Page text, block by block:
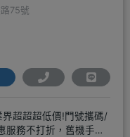
75號
超超超低價!門號攜碼/
服務不打折，舊機手機